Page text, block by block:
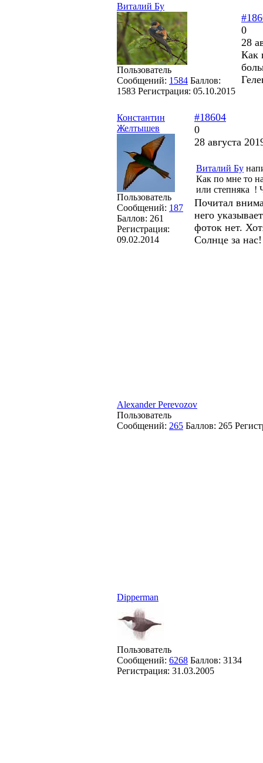
Виталий Бу
Пользователь
Сообщений: 1584 Баллов:
1583 Регистрация: 05.10.2015
0
28
Как
Константин
Желтышев
Пользователь
Сообщений: 187
Баллов: 261
Регистрация:
09.02.2014
#18604
0
28 августа
Виталий Бу
Как по мне то
или степняка !
Почитал
него
фоток нет.
Солнце за нас!
Alexander Perevozov
Пользователь
Сообщений: 265 Баллов: 265
Dipperman
Пользователь
Сообщений: 6268 Баллов: 3134
Регистрация: 31.03.2005